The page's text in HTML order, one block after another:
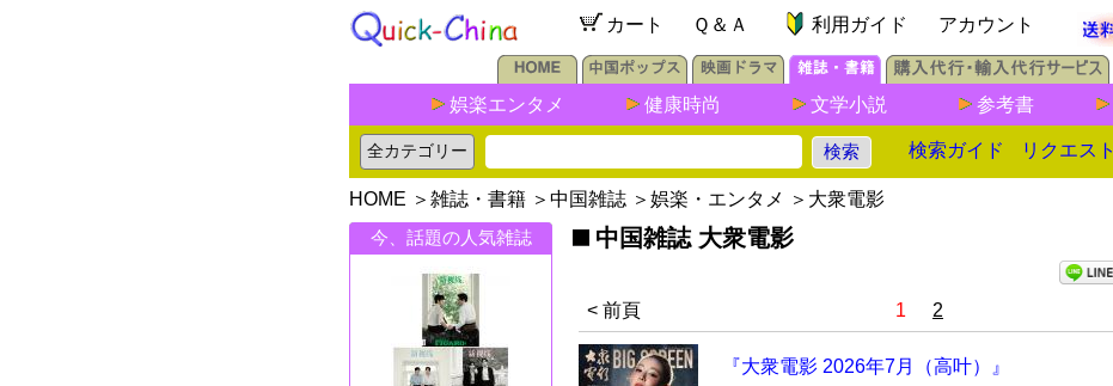
カート Ｑ＆Ａ 利用ガイド アカウント
娯楽エンタメ 健康時尚 文学小説 参考書
検索ガイド リクエスト
HOME ＞ 雑誌・書籍 ＞ 中国雑誌 ＞ 娯楽・エンタメ ＞ 大衆電影
今、話題の人気雑誌
中国雑誌 大衆電影
< 前頁 1 2
『大衆電影 2026年7月（高叶）』